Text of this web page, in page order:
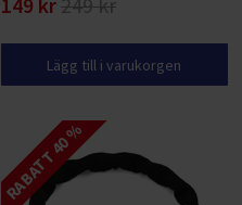
149 kr249 kr
Lägg till i varukorgen
RABATT 40 %